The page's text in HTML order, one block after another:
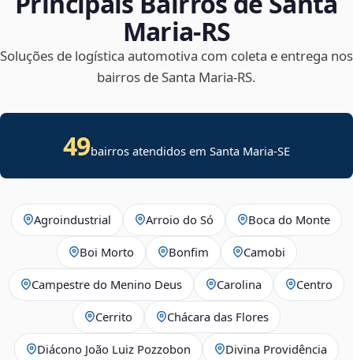
Maria‑RS
Soluções de logística automotiva com coleta e entrega nos
bairros de Santa Maria‑RS.
49bairros atendidos em Santa Maria-SE
Agroindustrial Arroio do Só Boca do Monte
Boi Morto Bonfim Camobi
Campestre do Menino Deus Carolina Centro
Cerrito Chácara das Flores
Diácono João Luiz Pozzobon Divina Providência